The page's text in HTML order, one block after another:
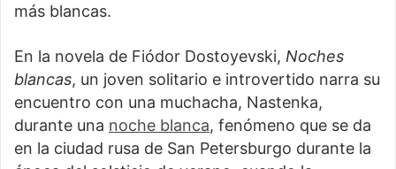
más blancas.
En la novela de Fiódor Dostoyevski, Noches
blancas, un joven solitario e introvertido narra su
encuentro con una muchacha, Nastenka,
durante una noche blanca, fenómeno que se da
en la ciudad rusa de San Petersburgo durante la